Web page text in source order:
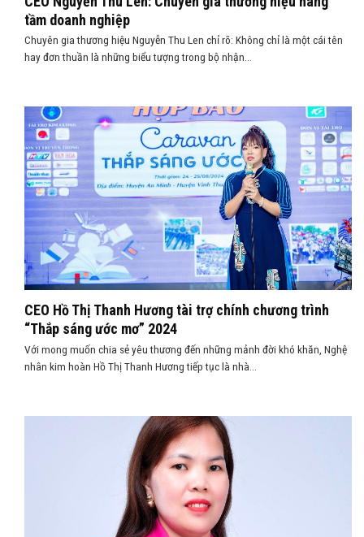
tầm doanh nghiệp
Chuyên gia thương hiệu Nguyễn Thu Len chỉ rõ: Không chỉ là một cái tên
hay đơn thuần là những biểu tượng trong bộ nhận...
CEO Hồ Thị Thanh Hương tài trợ chính chương trình
“Thắp sáng ước mơ” 2024
Với mong muốn chia sẻ yêu thương đến những mảnh đời khó khăn, Nghệ
nhân kim hoàn Hồ Thị Thanh Hương tiếp tục là nhà...